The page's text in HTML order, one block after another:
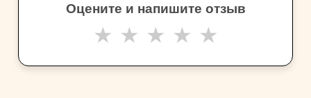
Оцените и напишите отзыв
★ ★ ★ ★ ★